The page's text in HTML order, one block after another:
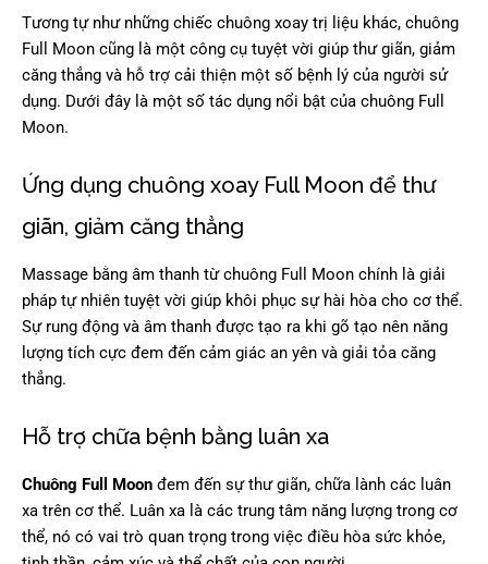
Tương tự như những chiếc chuông xoay trị liệu khác, chuông
Full Moon cũng là một công cụ tuyệt vời giúp thư giãn, giảm
căng thẳng và hỗ trợ cải thiện một số bệnh lý của người sử
dụng. Dưới đây là một số tác dụng nổi bật của chuông Full
Moon.
Ứng dụng chuông xoay Full Moon để thư
giãn, giảm căng thẳng
Massage bằng âm thanh từ chuông Full Moon chính là giải
pháp tự nhiên tuyệt vời giúp khôi phục sự hài hòa cho cơ thể.
Sự rung động và âm thanh được tạo ra khi gõ tạo nên năng
lượng tích cực đem đến cảm giác an yên và giải tỏa căng
thẳng.
Hỗ trợ chữa bệnh bằng luân xa
Chuông Full Moon đem đến sự thư giãn, chữa lành các luân
xa trên cơ thể. Luân xa là các trung tâm năng lượng trong cơ
thể, nó có vai trò quan trọng trong việc điều hòa sức khỏe,